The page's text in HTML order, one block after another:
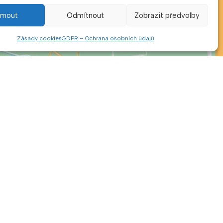
Odmítnout Zobrazit předvolby
Zásady cookiesGDPR – Ochrana osobních údajů